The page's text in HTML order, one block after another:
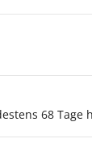
68 Tage